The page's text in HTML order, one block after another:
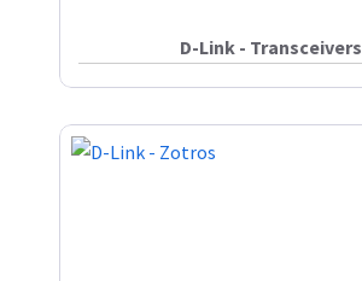
D-Link - Transceivers